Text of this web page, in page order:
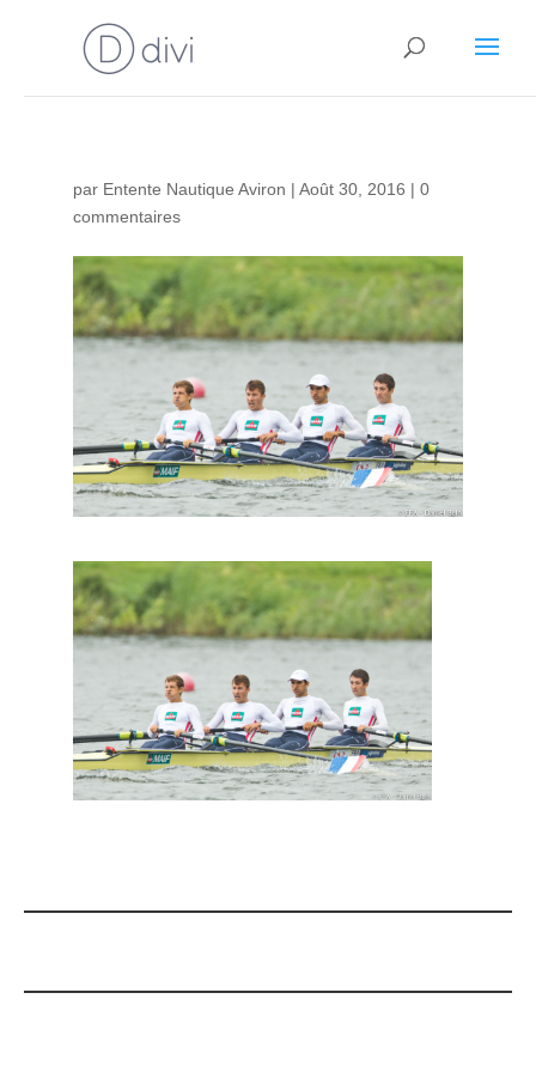
par Entente Nautique Aviron | Août 30, 2016 | 0
commentaires